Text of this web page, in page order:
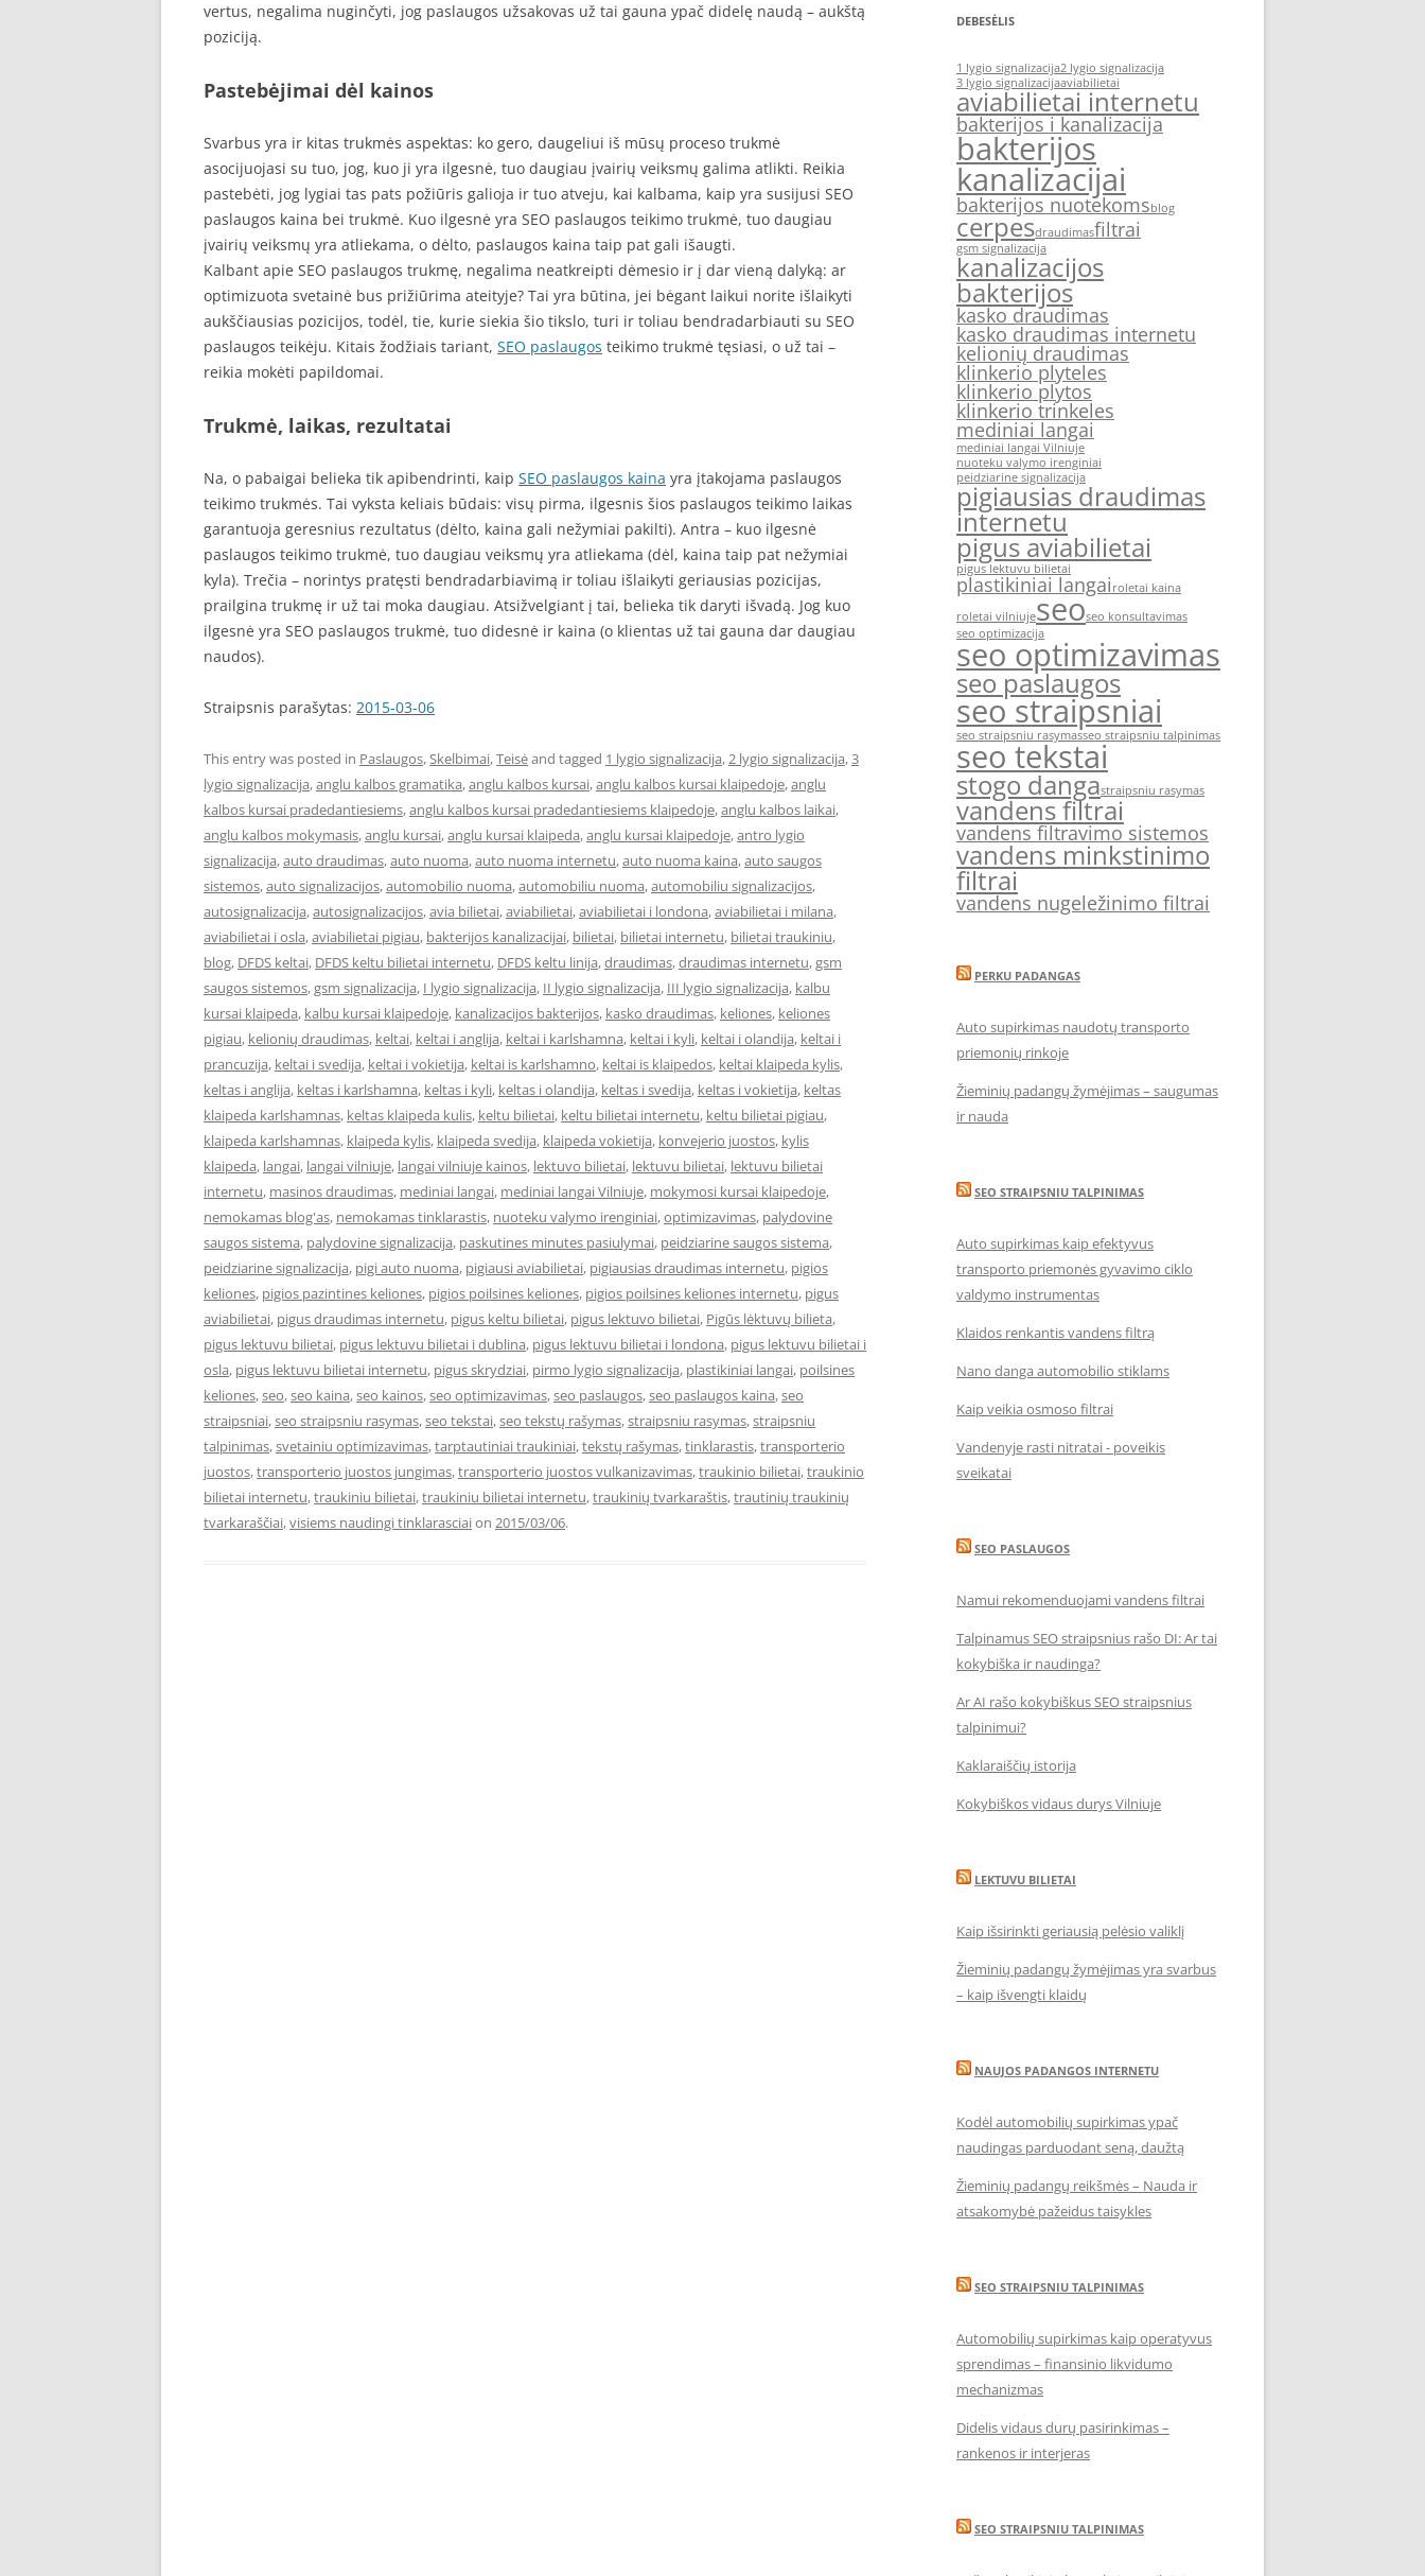
vertus, negalima nuginčyti, jog paslaugos užsakovas už tai gauna ypač didelę naudą – aukštą
poziciją.
Pastebėjimai dėl kainos
Svarbus yra ir kitas trukmės aspektas: ko gero, daugeliui iš mūsų proceso trukmė
asocijuojasi su tuo, jog, kuo ji yra ilgesnė, tuo daugiau įvairių veiksmų galima atlikti. Reikia
pastebėti, jog lygiai tas pats požiūris galioja ir tuo atveju, kai kalbama, kaip yra susijusi SEO
paslaugos kaina bei trukmė. Kuo ilgesnė yra SEO paslaugos teikimo trukmė, tuo daugiau
įvairių veiksmų yra atliekama, o dėlto, paslaugos kaina taip pat gali išaugti.
Kalbant apie SEO paslaugos trukmę, negalima neatkreipti dėmesio ir į dar vieną dalyką: ar
optimizuota svetainė bus prižiūrima ateityje? Tai yra būtina, jei bėgant laikui norite išlaikyti
aukščiausias pozicijos, todėl, tie, kurie siekia šio tikslo, turi ir toliau bendradarbiauti su SEO
paslaugos teikėju. Kitais žodžiais tariant, SEO paslaugos teikimo trukmė tęsiasi, o už tai –
reikia mokėti papildomai.
Trukmė, laikas, rezultatai
Na, o pabaigai belieka tik apibendrinti, kaip SEO paslaugos kaina yra įtakojama paslaugos
teikimo trukmės. Tai vyksta keliais būdais: visų pirma, ilgesnis šios paslaugos teikimo laikas
garantuoja geresnius rezultatus (dėlto, kaina gali nežymiai pakilti). Antra – kuo ilgesnė
paslaugos teikimo trukmė, tuo daugiau veiksmų yra atliekama (dėl, kaina taip pat nežymiai
kyla). Trečia – norintys pratęsti bendradarbiavimą ir toliau išlaikyti geriausias pozicijas,
prailgina trukmę ir už tai moka daugiau. Atsižvelgiant į tai, belieka tik daryti išvadą. Jog kuo
ilgesnė yra SEO paslaugos trukmė, tuo didesnė ir kaina (o klientas už tai gauna dar daugiau
naudos).
Straipsnis parašytas: 2015-03-06
This entry was posted in Paslaugos,Skelbimai,Teisėand tagged 1 lygio signalizacija,2 lygio signalizacija,3
lygio signalizacija,anglu kalbos gramatika,anglu kalbos kursai,anglu kalbos kursai klaipedoje,anglu
kalbos kursai pradedantiesiems,anglu kalbos kursai pradedantiesiems klaipedoje,anglu kalbos laikai,
anglu kalbos mokymasis,anglu kursai,anglu kursai klaipeda,anglu kursai klaipedoje,antro lygio
signalizacija,auto draudimas,auto nuoma,auto nuoma internetu,auto nuoma kaina,auto saugos
sistemos,auto signalizacijos,automobilio nuoma,automobiliu nuoma,automobiliu signalizacijos,
autosignalizacija,autosignalizacijos,avia bilietai,aviabilietai,aviabilietai i londona,aviabilietai i milana,
aviabilietai i osla,aviabilietai pigiau, bakterijos kanalizacijai, bilietai, bilietai internetu, bilietai traukiniu,
blog, DFDS keltai, DFDS keltu bilietai internetu, DFDS keltu linija,draudimas,draudimas internetu,gsm
saugos sistemos,gsm signalizacija, I lygio signalizacija, II lygio signalizacija, III lygio signalizacija, kalbu
kursai klaipeda, kalbu kursai klaipedoje, kanalizacijos bakterijos, kasko draudimas, keliones, keliones
pigiau, kelionių draudimas, keltai, keltai i anglija, keltai i karlshamna, keltai i kyli, keltai i olandija, keltai i
prancuzija, keltai i svedija, keltai i vokietija, keltai is karlshamno, keltai is klaipedos, keltai klaipeda kylis,
keltas i anglija, keltas i karlshamna, keltas i kyli, keltas i olandija, keltas i svedija, keltas i vokietija, keltas
klaipeda karlshamnas, keltas klaipeda kulis, keltu bilietai, keltu bilietai internetu, keltu bilietai pigiau,
klaipeda karlshamnas, klaipeda kylis, klaipeda svedija, klaipeda vokietija, konvejerio juostos, kylis
klaipeda, langai, langai vilniuje, langai vilniuje kainos, lektuvo bilietai, lektuvu bilietai, lektuvu bilietai
internetu, masinos draudimas, mediniai langai, mediniai langai Vilniuje, mokymosi kursai klaipedoje,
nemokamas blog'as, nemokamas tinklarastis, nuoteku valymo irenginiai,optimizavimas, palydovine
saugos sistema, palydovine signalizacija, paskutines minutes pasiulymai, peidziarine saugos sistema,
peidziarine signalizacija, pigi auto nuoma, pigiausi aviabilietai, pigiausias draudimas internetu, pigios
keliones, pigios pazintines keliones, pigios poilsines keliones, pigios poilsines keliones internetu, pigus
aviabilietai, pigus draudimas internetu, pigus keltu bilietai, pigus lektuvo bilietai, Pigūs lėktuvų bilieta,
pigus lektuvu bilietai, pigus lektuvu bilietai i dublina, pigus lektuvu bilietai i londona, pigus lektuvu bilietai i
osla, pigus lektuvu bilietai internetu, pigus skrydziai, pirmo lygio signalizacija, plastikiniai langai, poilsines
keliones,seo,seo kaina,seo kainos,seo optimizavimas,seo paslaugos,seo paslaugos kaina,seo
straipsniai,seo straipsniu rasymas,seo tekstai,seo tekstų rašymas,straipsniu rasymas,straipsniu
talpinimas,svetainiu optimizavimas,tarptautiniai traukiniai,tekstų rašymas,tinklarastis,transporterio
juostos,transporterio juostos jungimas,transporterio juostos vulkanizavimas,traukinio bilietai,traukinio
bilietai internetu,traukiniu bilietai,traukiniu bilietai internetu,traukinių tvarkaraštis,trautinių traukinių
tvarkaraščiai,visiems naudingi tinklarasciaion 2015/03/06.
DEBESĖLIS
1 lygio signalizacija2 lygio signalizacija
3 lygio signalizacijaaviabilietai
aviabilietai internetu
bakterijos i kanalizacija
bakterijos
kanalizacijai
bakterijos nuotekomsblog
cerpesdraudimasfiltrai
gsm signalizacija
kanalizacijos
bakterijos
kasko draudimas
kasko draudimas internetu
kelionių draudimas
klinkerio plyteles
klinkerio plytos
klinkerio trinkeles
mediniai langai
mediniai langai Vilniuje
nuoteku valymo irenginiai
peidziarine signalizacija
pigiausias draudimas
internetu
pigus aviabilietai
pigus lektuvu bilietai
plastikiniai langai roletai kaina
roletai vilniujeseoseo konsultavimas
seo optimizacija
seo optimizavimas
seo paslaugos
seo straipsniai
seo straipsniu rasymasseo straipsniu talpinimas
seo tekstai
stogo dangastraipsniu rasymas
vandens filtrai
vandens filtravimo sistemos
vandens minkstinimo
filtrai
vandens nugeležinimo filtrai
PERKU PADANGAS
Auto supirkimas naudotų transporto
priemonių rinkoje
Žieminių padangų žymėjimas – saugumas
ir nauda
SEO STRAIPSNIU TALPINIMAS
Auto supirkimas kaip efektyvus
transporto priemonės gyvavimo ciklo
valdymo instrumentas
Klaidos renkantis vandens filtrą
Nano danga automobilio stiklams
Kaip veikia osmoso filtrai
Vandenyje rasti nitratai - poveikis
sveikatai
SEO PASLAUGOS
Namui rekomenduojami vandens filtrai
Talpinamus SEO straipsnius rašo DI: Ar tai
kokybiška ir naudinga?
Ar AI rašo kokybiškus SEO straipsnius
talpinimui?
Kaklaraiščių istorija
Kokybiškos vidaus durys Vilniuje
LEKTUVU BILIETAI
Kaip išsirinkti geriausią pelėsio valiklį
Žieminių padangų žymėjimas yra svarbus
– kaip išvengti klaidų
NAUJOS PADANGOS INTERNETU
Kodėl automobilių supirkimas ypač
naudingas parduodant seną, daužtą
Žieminių padangų reikšmės – Nauda ir
atsakomybė pažeidus taisykles
SEO STRAIPSNIU TALPINIMAS
Automobilių supirkimas kaip operatyvus
sprendimas – finansinio likvidumo
mechanizmas
Didelis vidaus durų pasirinkimas –
rankenos ir interjeras
SEO STRAIPSNIU TALPINIMAS